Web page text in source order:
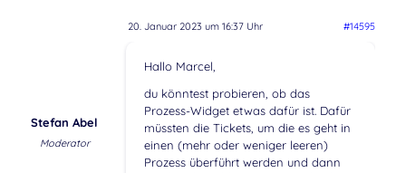
20. Januar 2023 um 16:37 Uhr #14595
Stefan Abel
Moderator
Hallo Marcel,
du könntest probieren, ob das
Prozess-Widget etwas dafür ist. Dafür
müssten die Tickets, um die es geht in
einen (mehr oder weniger leeren)
Prozess überführt werden und dann